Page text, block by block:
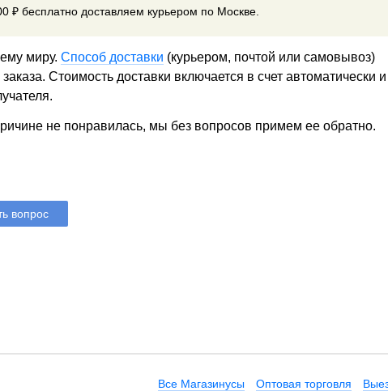
₽ бесплатно доставляем курьером по Москве.
миру. Способ доставки (курьером, почтой или самовывоз)
Стоимость доставки включается в счет автоматически и
не понравилась, мы без вопросов примем ее обратно.
вопрос
Все Магазинусы Оптовая торговля